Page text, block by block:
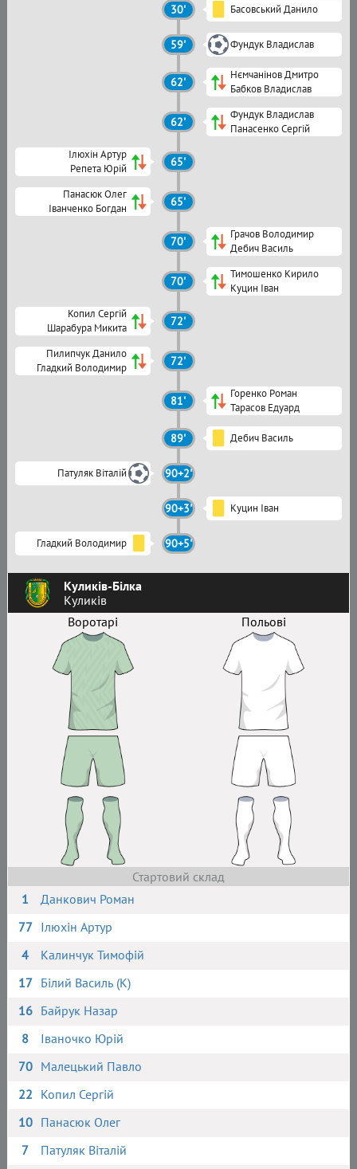
Куликів-Білка
Куликів
Воротарі
Польові
Стартовий склад
1
Данкович Роман
77 Ілюхін Артур
4
Калинчук Тимофій
17 Білий Василь (К)
16 Байрук Назар
8
Іваночко Юрій
70 Малецький Павло
22 Копил Сергій
10 Панасюк Олег
7
Патуляк Віталій
30' Басовський Данило
59' Фундук Владислав
62'
Нємчанінов Дмитро
Бабков Владислав
62'
Фундук Владислав
Панасенко Сергій
Ілюхін Артур
Репета Юрій
65'
Панасюк Олег
Іванченко Богдан
65'
70'
Грачов Володимир
Дебич Василь
70'
Тимошенко Кирило
Куцин Іван
Копил Сергій
Шарабура Микита
72'
Пилипчук Данило
Гладкий Володимир
72'
81'
Горенко Роман
Тарасов Едуард
89' Дебич Василь
Патуляк Віталій 90+2'
90+3' Куцин Іван
Гладкий Володимир 90+5'